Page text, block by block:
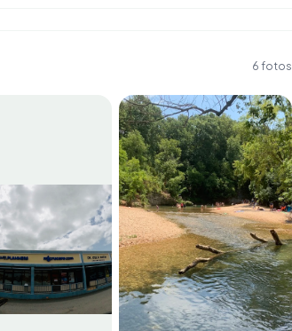
6 fotos